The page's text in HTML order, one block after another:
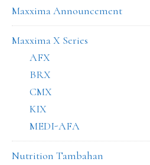
Maxxima Announcement
Maxxima X Series
AFX
BRX
CMX
KIX
MEDI-AFA
Nutrition Tambahan